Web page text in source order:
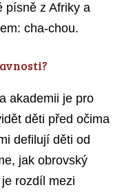
písně z Afriky a
cha-chou.
akademii je pro
děti před očima
defilují děti od
jak obrovský
rozdíl mezi